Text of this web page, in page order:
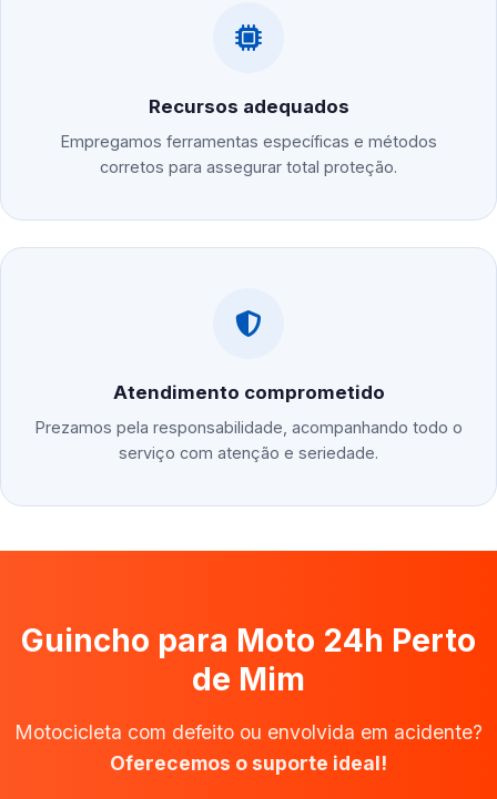
Recursos adequados
Empregamos ferramentas específicas e métodos
corretos para assegurar total proteção.
Atendimento comprometido
Prezamos pela responsabilidade, acompanhando todo o
serviço com atenção e seriedade.
Guincho para Moto 24h Perto
de Mim
Motocicleta com defeito ou envolvida em acidente?
Oferecemos o suporte ideal!